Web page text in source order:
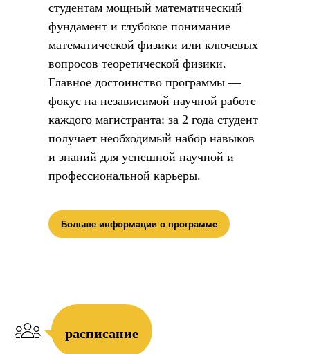
студентам мощный математический
фундамент и глубокое понимание
математической физики или ключевых
вопросов теоретической физики.
Главное достоинство программы —
фокус на независимой научной работе
каждого магистранта: за 2 года студент
получает необходимый набор навыков
и знаний для успешной научной и
профессиональной карьеры.
Больше информации о программе
расписание